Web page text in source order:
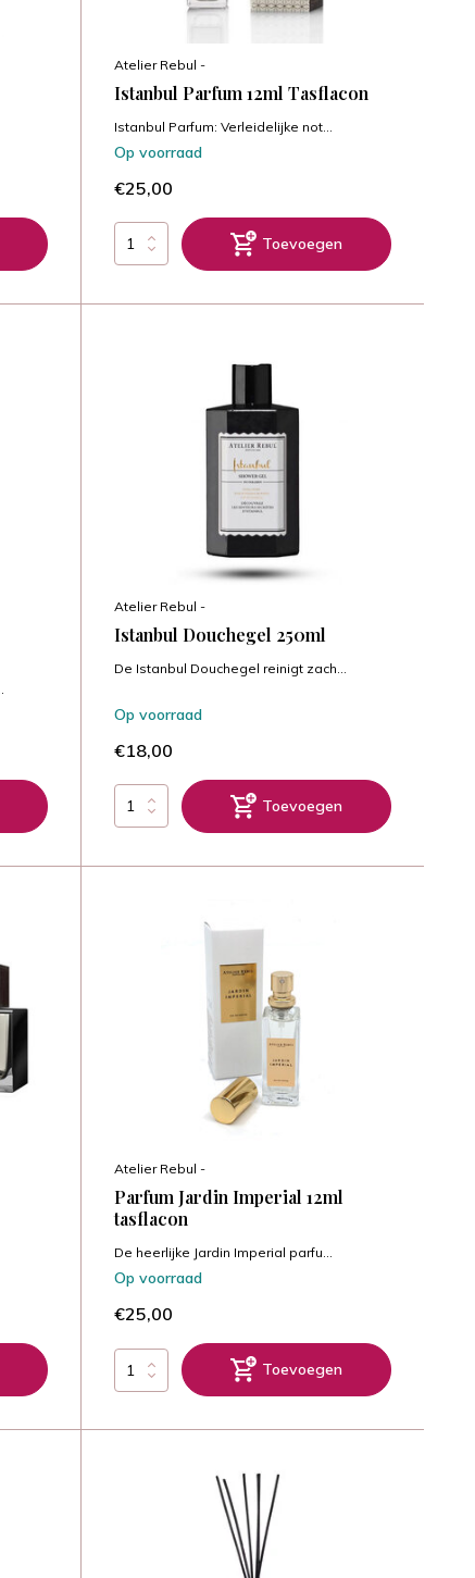
Atelier Rebul -
Istanbul Parfum 12ml Tasflacon
Istanbul Parfum: Verleidelijke not...
Op voorraad
€25,00
Toevoegen
Atelier Rebul -
Istanbul Douchegel 250ml
De Istanbul Douchegel reinigt zach...
Op voorraad
€18,00
Toevoegen
Atelier Rebul -
Parfum Jardin Imperial 12ml
tasflacon
De heerlijke Jardin Imperial parfu...
Op voorraad
€25,00
Toevoegen